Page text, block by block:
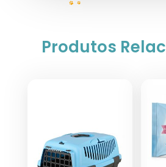
Produtos